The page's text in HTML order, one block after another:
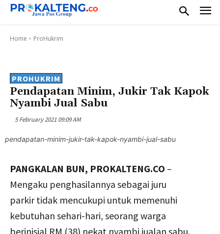
Home ProHukrim
PROHUKRIM
Pendapatan Minim, Jukir Tak Kapok
Nyambi Jual Sabu
5 February 2021 09:09 AM
pendapatan-minim-jukir-tak-kapok-nyambi-jual-sabu
PANGKALAN BUN, PROKALTENG.CO –
Mengaku penghasilannya sebagai juru
parkir tidak mencukupi untuk memenuhi
kebutuhan sehari-hari, seorang warga
berinisial RM (38) nekat nyambi jualan sabu.